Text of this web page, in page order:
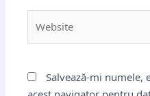
Salvează-mi numele,